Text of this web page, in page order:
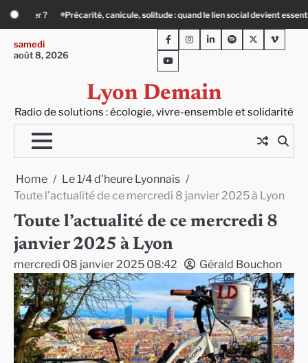
Skip
content
le lien social devient essentiel « Ça chauffe » : des acteurs du batiment
samedi
août 8, 2026
Lyon Demain
Radio de solutions : écologie, vivre-ensemble et solidarité
FacebookInstagram
LinkedInSpotifyTwitterViméo
Youtube
Home
Le 1/4 d'heure Lyonnais
Toute l’actualité de ce mercredi 8 janvier 2025 à Lyon
Toute l’actualité de ce mercredi 8
janvier 2025 à Lyon
mercredi 08 janvier 2025 08:42 Gérald Bouchon